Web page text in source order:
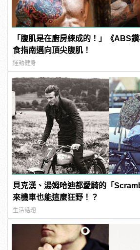
「腹肌是在廚房練成的！」《ABS
食指南邁向頂尖腹肌！
運動健身
貝克漢、湯姆哈迪都愛騎的「
來機車也能這麼狂野！？
生活話題